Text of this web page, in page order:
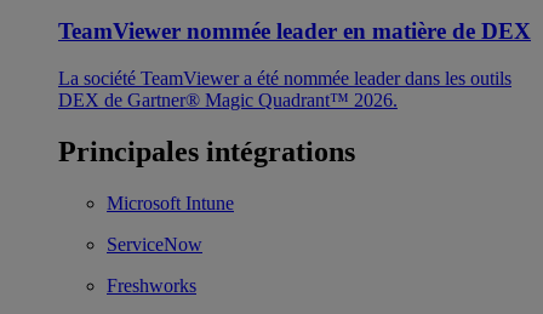
TeamViewer nommée leader en matière de DEX
La société TeamViewer a été nommée leader dans les outils
DEX de Gartner® Magic Quadrant™ 2026.
Principales intégrations
Microsoft Intune
ServiceNow
Freshworks